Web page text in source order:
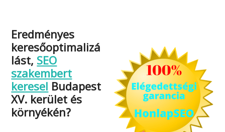
Eredményes
keresőoptimalizá
lást, SEO
szakembert
keresel Budapest
XV. kerület és
környékén?